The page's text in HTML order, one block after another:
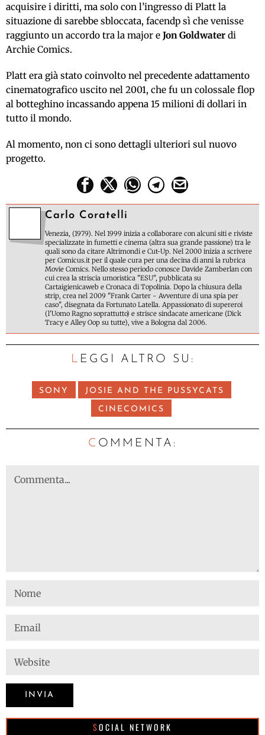
acquisire i diritti, ma solo con l’ingresso di Platt la
situazione di sarebbe sbloccata, facendp sì che venisse
raggiunto un accordo tra la major e Jon Goldwater di
Archie Comics.
Platt era già stato coinvolto nel precedente adattamento
cinematografico uscito nel 2001, che fu un colossale flop
al botteghino incassando appena 15 milioni di dollari in
tutto il mondo.
Al momento, non ci sono dettagli ulteriori sul nuovo
progetto.
Carlo Coratelli
Venezia, (1979). Nel 1999 inizia a collaborare con alcuni siti e riviste
specializzate in fumetti e cinema (altra sua grande passione) tra le
quali sono da citare Altrimondi e Cut-Up. Nel 2000 inizia a scrivere
per Comicus.it per il quale cura per una decina di anni la rubrica
Movie Comics. Nello stesso periodo conosce Davide Zamberlan con
cui crea la striscia umoristica "ESU", pubblicata su
Cartaigienicaweb e Cronaca di Topolinia. Dopo la chiusura della
strip, crea nel 2009 "Frank Carter - Avventure di una spia per
caso", disegnata da Fortunato Latella. Appassionato di supereroi
(l'Uomo Ragno soprattutto) e strisce sindacate americane (Dick
Tracy e Alley Oop su tutte), vive a Bologna dal 2006.
LEGGI ALTRO SU:
SONY JOSIE AND THE PUSSYCATS
CINECOMICS
C OMMENTA:
SOCIAL NETWORK